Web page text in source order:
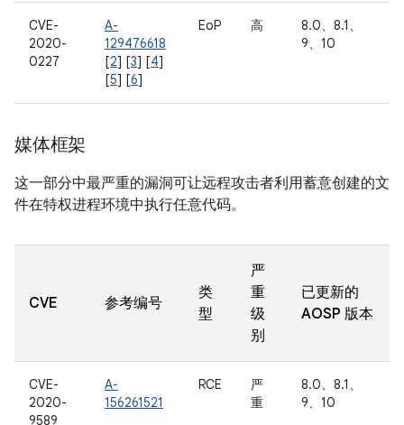
CVE-
2020-
0227
A-
129476618
[2] [3] [4]
[5] [6]
EoP 高
8.0、8.1、
9、10
媒体框架
这一部分中最严重的漏洞可让远程攻击者利用蓄意创建的文
件在特权进程环境中执行任意代码。
CVE 参考编号
类
型
严
重
级
别
已更新的
AOSP 版本
CVE-
2020-
9589
A-
156261521
RCE
严
重
8.0、8.1、
9、10